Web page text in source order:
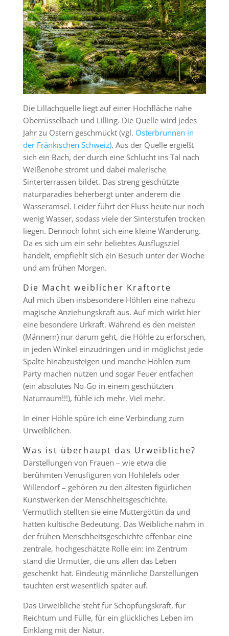
Die Lillachquelle liegt auf einer Hochfläche nahe
Oberrüsselbach und Lilling. Die Quelle wird jedes
Jahr zu Ostern geschmückt (vgl. Osterbrunnen in
der Fränkischen Schweiz). Aus der Quelle ergießt
sich ein Bach, der durch eine Schlucht ins Tal nach
Weißenohe strömt und dabei malerische
Sinterterrassen bildet. Das streng geschützte
naturparadies beherbergt unter anderem die
Wasseramsel. Leider führt der Fluss heute nur noch
wenig Wasser, sodass viele der Sinterstufen trocken
liegen. Dennoch lohnt sich eine kleine Wanderung.
Da es sich um ein sehr beliebtes Ausflugsziel
handelt, empfiehlt sich ein Besuch unter der Woche
und am frühen Morgen.
Die Macht weiblicher Kraftorte
Auf mich üben insbesondere Höhlen eine nahezu
magische Anziehungskraft aus. Auf mich wirkt hier
eine besondere Urkraft. Während es den meisten
(Männern) nur darum geht, die Höhle zu erforschen,
in jeden Winkel einzudringen und in möglichst jede
Spalte hinabzusteigen und manche Höhlen zum
Party machen nutzen und sogar Feuer entfachen
(ein absolutes No-Go in einem geschützten
Naturraum!!!), fühle ich mehr. Viel mehr.
In einer Höhle spüre ich eine Verbindung zum
Urweiblichen.
Was ist überhaupt das Urweibliche?
Darstellungen von Frauen – wie etwa die
berühmten Venusfiguren von Hohlefels oder
Willendorf – gehören zu den ältesten figürlichen
Kunstwerken der Menschheitsgeschichte.
Vermutlich stellten sie eine Muttergöttin da und
hatten kultische Bedeutung. Das Weibliche nahm in
der frühen Menschheitsgeschichte offenbar eine
zentrale, hochgeschätzte Rolle ein: im Zentrum
stand die Urmutter, die uns allen das Leben
geschenkt hat. Eindeutig männliche Darstellungen
tauchten erst wesentlich später auf.
Das Urweibliche steht für Schöpfungskraft, für
Reichtum und Fülle, für ein glückliches Leben im
Einklang mit der Natur.